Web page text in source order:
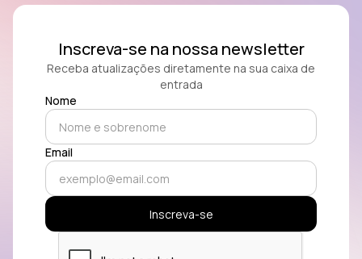
Inscreva-se na nossa newsletter
Receba atualizações diretamente na sua caixa de
entrada
Nome
Email